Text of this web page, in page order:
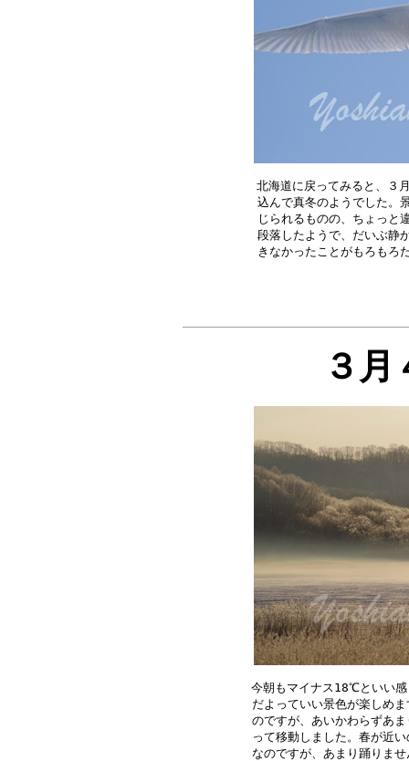
北海道に戻ってみると、３
込んで真冬のようでした。
じられるものの、ちょっと
段落したようで、だいぶ静
３月
今朝もマイナス18℃といい
だよっていい景色が楽しめ
のですが、あいかわらずあ
って移動しました。春が近